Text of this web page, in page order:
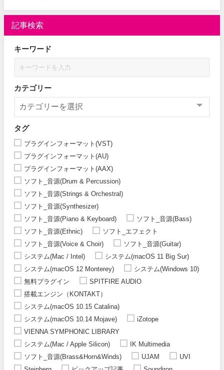
記事検索
キーワード
カテゴリー
タグ
プラグインフォーマット(VST)
プラグインフォーマット(AU)
プラグインフォーマット(AAX)
ソフト_音源(Drum & Percussion)
ソフト_音源(Strings & Orchestral)
ソフト_音源(Synthesizer)
ソフト_音源(Piano & Keyboard)
ソフト_音源(Bass)
ソフト_音源(Ethnic)
ソフト_エフェクト
ソフト_音源(Voice & Choir)
ソフト_音源(Guitar)
システム(Mac / Intel)
システム(macOS 11 Big Sur)
システム(macOS 12 Monterey)
システム(Windows 10)
無料プラグイン
SPITFIRE AUDIO
搭載エンジン（KONTAKT）
システム(macOS 10.15 Catalina)
システム(macOS 10.14 Mojave)
iZotope
VIENNA SYMPHONIC LIBRARY
システム(Mac / Apple Silicon)
IK Multimedia
ソフト_音源(Brass&Horn&Winds)
UJAM
UVI